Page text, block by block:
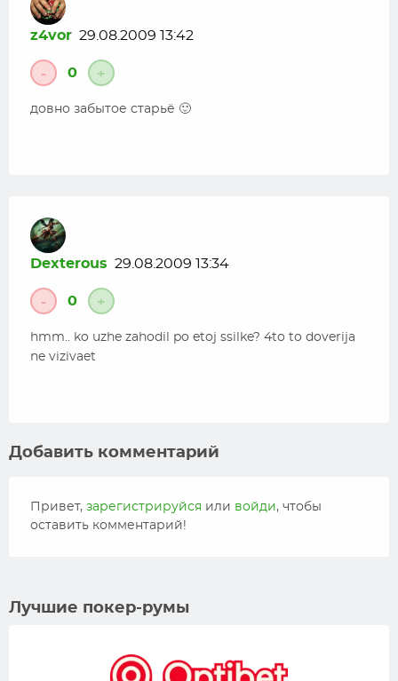
z4vor 29.08.2009 13:42
- 0 +
довно забытое старьё 🙂
Dexterous 29.08.2009 13:34
- 0 +
hmm.. ko uzhe zahodil po etoj ssilke? 4to to doverija
ne vizivaet
Добавить комментарий
Привет, зарегистрируйся или войди, чтобы
оставить комментарий!
Лучшие покер-румы